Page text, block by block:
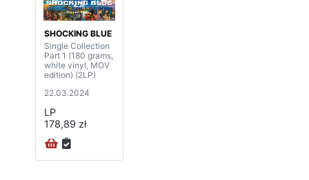
SHOCKING BLUE
Single Collection
Part 1 (180 grams,
white vinyl, MOV
edition) (2LP)
22.03.2024
LP
178,89 zł